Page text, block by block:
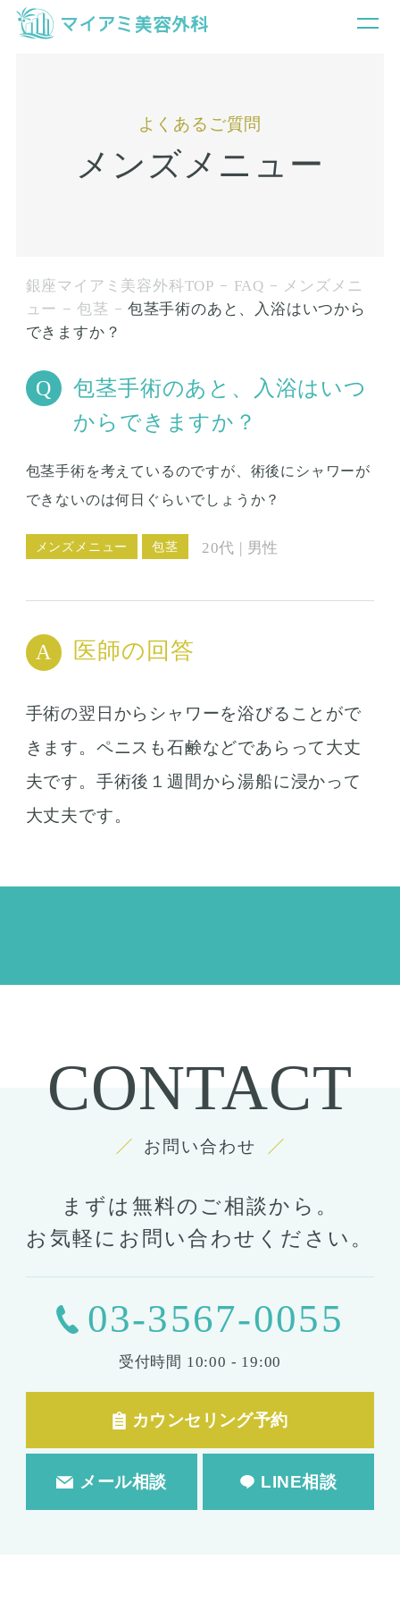
よくあるご質問
メンズメニュー
銀座マイアミ美容外科TOP FAQ
メンズメニ
ュー
包茎
包茎手術のあと、入浴はいつから
できますか？
包茎手術のあと、入浴はいつ
からできますか？
包茎手術を考えているのですが、術後にシャワーが
できないのは何日ぐらいでしょうか？
メンズメニュー 包茎 20代 | 男性
医師の回答
手術の翌日からシャワーを浴びることがで
きます。ペニスも石鹸などであらって大丈
夫です。手術後１週間から湯船に浸かって
大丈夫です。
CONTACT
お問い合わせ
まずは無料のご相談から。
お気軽にお問い合わせください。
03-3567-0055
受付時間 10:00 - 19:00
カウンセリング予約
メール相談 LINE相談